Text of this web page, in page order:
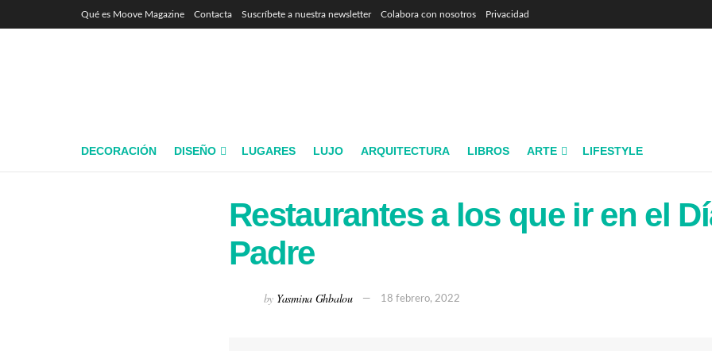
Qué es Moove Magazine Contacta Suscríbete a nuestra newsletter Colabora con nosotros Privacidad
DECORACIÓN DISEÑO LUGARES LUJO ARQUITECTURA LIBROS ARTE LIFESTYLE
Restaurantes a los que ir en el
Padre
by Yasmina Ghbalou 18 febrero, 2022